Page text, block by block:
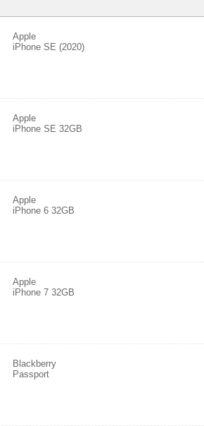
Apple
iPhone SE (2020)
Apple
iPhone SE 32GB
Apple
iPhone 6 32GB
Apple
iPhone 7 32GB
Blackberry
Passport